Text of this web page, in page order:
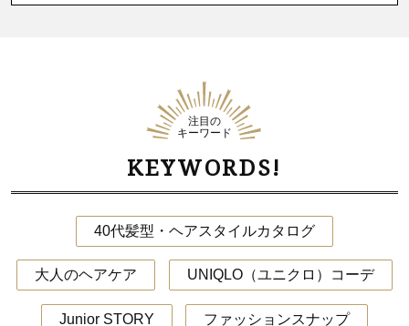
注目の
キーワード
KEYWORDS!
40代髪型・ヘアスタイルカタログ
大人のヘアケア UNIQLO（ユニクロ）コーデ
Junior STORY ファッションスナップ